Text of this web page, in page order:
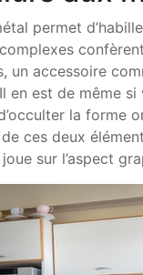
permet
un accessoire
en est de même
la forme
ces deux
sur l’aspect